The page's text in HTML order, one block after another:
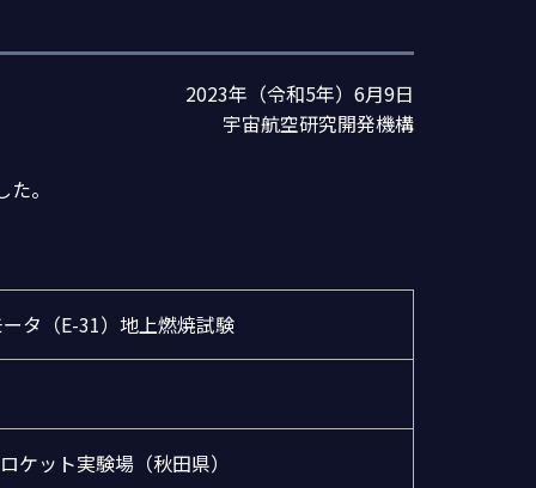
2023年（令和5年）6月9日
宇宙航空研究開発機構
。
タ（E-31）地上燃焼試験
ット実験場（秋田県）